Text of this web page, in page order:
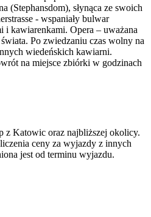
(Stephansdom), słynąca ze swoich
- wspaniały bulwar
i kawiarenkami. Opera – uważana
Po zwiedzaniu czas wolny na
wiedeńskich kawiarni.
na miejsce zbiórki w godzinach
z Katowic oraz najbliższej okolicy.
ceny za wyjazdy z innych
jest od terminu wyjazdu.